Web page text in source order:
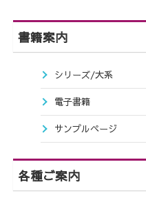
書籍案内
シリーズ/大系
電子書籍
サンプルページ
各種ご案内